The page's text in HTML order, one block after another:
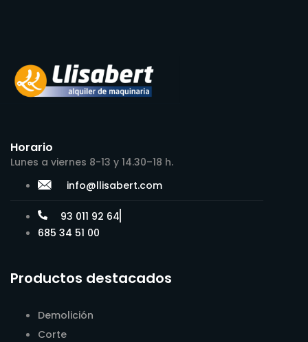
Horario
Lunes a viernes 8-13 y 14.30–18 h.
info@llisabert.com
93 011 92 64
685 34 51 00
Productos destacados
Demolición
Corte